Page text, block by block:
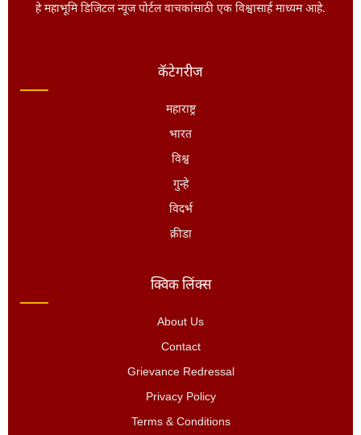
हे महाभूमि डिजिटल न्यूज पोर्टल वाचकांसाठी एक विश्वासार्ह माध्यम आहे.
कॅटेगरीज
महाराष्ट्र
भारत
विश्व
गुन्हे
विदर्भ
क्रीडा
क्विक लिंक्स
About Us
Contact
Grievance Redressal
Privacy Policy
Terms & Conditions